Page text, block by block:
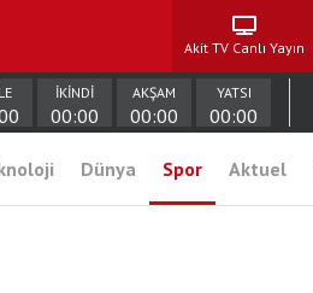
Akit TV Canlı Yayın
İKİNDİ
00:00
AKŞAM
00:00
YATSI
00:00
Dünya Spor Aktuel